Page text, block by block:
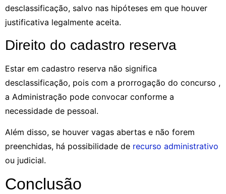
desclassificação, salvo nas hipóteses em que houver
justificativa legalmente aceita.
Direito do cadastro reserva
Estar em cadastro reserva não significa
desclassificação, pois com a prorrogação do concurso ,
a Administração pode convocar conforme a
necessidade de pessoal.
Além disso, se houver vagas abertas e não forem
preenchidas, há possibilidade de recurso administrativo
ou judicial.
Conclusão